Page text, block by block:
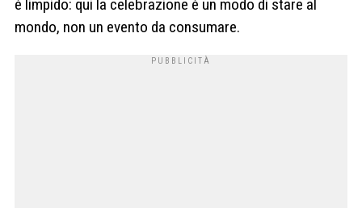
è limpido: qui la celebrazione è un modo di stare al
mondo, non un evento da consumare.